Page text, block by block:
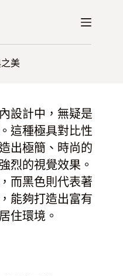
美
設計中，無疑是
這種極具對比性
出極簡、時尚的
烈的視覺效果。
而黑色則代表著
能夠打造出富有
住環境。